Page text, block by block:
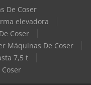
De Coser
elevadora
Coser
Máquinas De Coser
7,5 t